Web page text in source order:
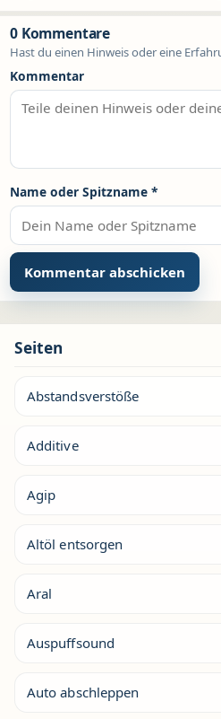
0 Kommentare
Hast du einen Hinweis oder eine
Kommentar
Name oder Spitzname *
Seiten
Abstandsverstöße
Additive
Agip
Altöl entsorgen
Aral
Auspuffsound
Auto abschleppen